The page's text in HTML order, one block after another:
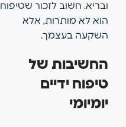
ובריא. חשוב לזכור שטיפוח
הוא לא מותרות, אלא
השקעה בעצמך.
החשיבות של
טיפוח ידיים
יומיומי